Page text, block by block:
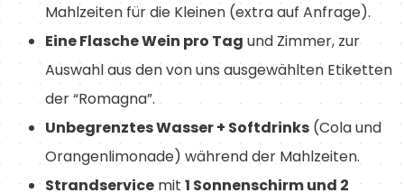
Mahlzeiten für die Kleinen (extra auf Anfrage).
Eine Flasche Wein pro Tag und Zimmer, zur
Auswahl aus den von uns ausgewählten Etiketten
der “Romagna”.
Unbegrenztes Wasser + Softdrinks (Cola und
Orangenlimonade) während der Mahlzeiten.
Strandservice mit1 Sonnenschirm und 2